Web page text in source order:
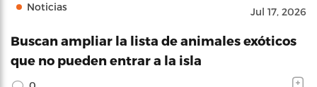
Noticias Jul 17, 2026
Buscan ampliar la lista de animales exóticos
que no pueden entrar a la isla